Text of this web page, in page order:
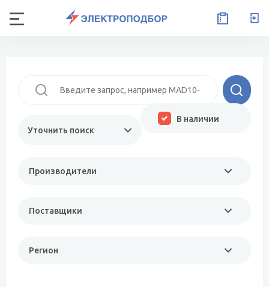
Уточнить поиск
Производители
Поставщики
Регион
В наличии